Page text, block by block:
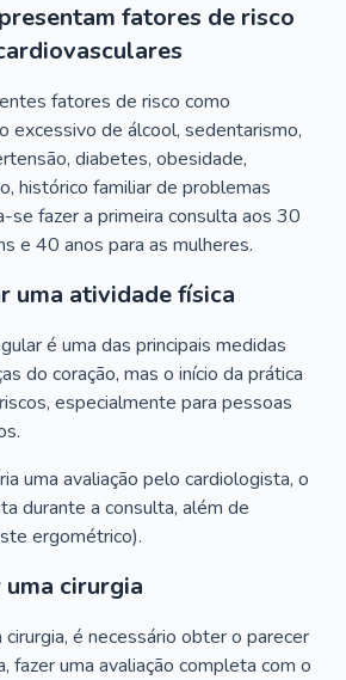
fatores de risco
fatores de risco como
excessivo de álcool, sedentarismo,
diabetes, obesidade,
histórico familiar de problemas
se fazer a primeira consulta aos 30
e 40 anos para as mulheres.
uma atividade física
é uma das principais medidas
do coração, mas o início da prática
especialmente para pessoas
uma avaliação pelo cardiologista, o
durante a consulta, além de
ergométrico).
cirurgia
é necessário obter o parecer
fazer uma avaliação completa com o